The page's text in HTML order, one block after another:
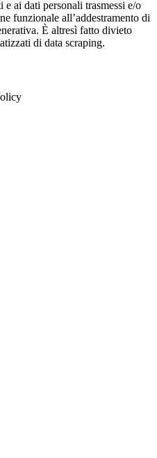
e ai dati personali trasmessi e/o
funzionale all’addestramento di
È altresì fatto divieto
di data scraping.